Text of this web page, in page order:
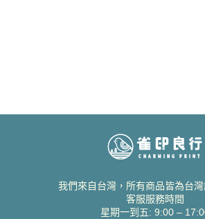
我們來自台灣，所有商品皆為台灣
客服服務時間
星期一到五: 9:00 –